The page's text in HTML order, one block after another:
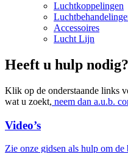
Luchtkoppelingen
Accessoires
Lucht Lijn
Heeft u hulp nodig?
Klik op de onderstaande links
wat u zoekt, neem dan a.u.b.
Video’s
Zie onze gidsen als hulp om de